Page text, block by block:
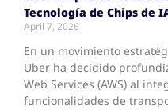
Tecnología de Chips de
April 7, 2026
En un movimiento
Uber ha decidido
Web Services (AWS) al
funcionalidades de